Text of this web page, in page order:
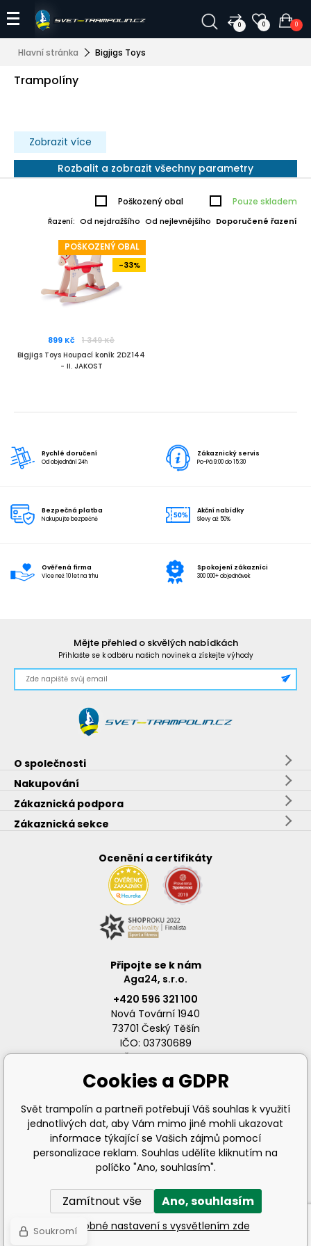
0 0 0
Hlavní stránka Bigjigs Toys
Trampolíny
Zobrazit více
Rozbalit a zobrazit všechny parametry
Poškozený obal Pouze skladem
Řazení: Od nejdražšího Od nejlevnějšího Doporučené řazení
POŠKOZENÝ OBAL
-33%
899 Kč 1 349 Kč
Bigjigs Toys Houpací koník 2DZ144
- II. JAKOST
Rychlé doručení
Od objednání 24h
Zákaznický servis
Po-Pá 9:00 do 15:30
Bezpečná platba
Nakupujte bezpečně
Akční nabídky
Slevy až 50%
Ověřená firma
Více než 10 let na trhu
Spokojení zákazníci
300 000+ objednávek
Mějte přehled o skvělých nabídkách
Přihlašte se k odběru našich novinek a získejte výhody
O společnosti
Nakupování
Zákaznická podpora
Zákaznická sekce
Ocenění a certifikáty
Připojte se k nám
Aga24, s.r.o.
+420 596 321 100
Nová Tovární 1940
73701 Český Těšín
IČO: 03730689
DIČ: CZ03730689
info@svet-trampolin.cz
Tvorba a pronájem eshopůBINARGON.cz
Cookies a GDPR
Svět trampolín a partneři potřebují Váš souhlas k využití
jednotlivých dat, aby Vám mimo jiné mohli ukazovat
informace týkající se Vašich zájmů pomocí
personalizace reklam. Souhlas udělíte kliknutím na
políčko "Ano, souhlasím".
Zamítnout vše Ano, souhlasím
Podrobné nastavení s vysvětlením zde
Soukromí